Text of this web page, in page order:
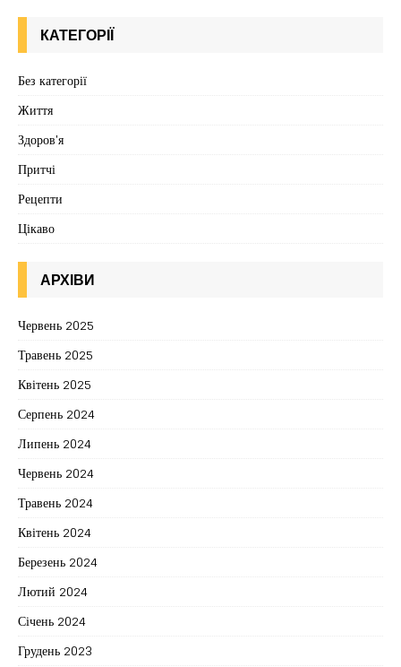
КАТЕГОРІЇ
Без категорії
Життя
Здоров'я
Притчі
Рецепти
Цікаво
АРХІВИ
Червень 2025
Травень 2025
Квітень 2025
Серпень 2024
Липень 2024
Червень 2024
Травень 2024
Квітень 2024
Березень 2024
Лютий 2024
Січень 2024
Грудень 2023